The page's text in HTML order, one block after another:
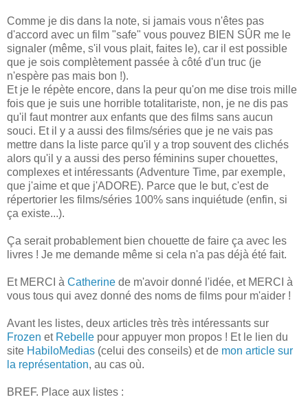
Comme je dis dans la note, si jamais vous n'êtes pas
d'accord avec un film "safe" vous pouvez BIEN SÛR me le
signaler (même, s'il vous plait, faites le), car il est possible
que je sois complètement passée à côté d'un truc (je
n'espère pas mais bon !).
Et je le répète encore, dans la peur qu'on me dise trois mille
fois que je suis une horrible totalitariste, non, je ne dis pas
qu'il faut montrer aux enfants que des films sans aucun
souci. Et il y a aussi des films/séries que je ne vais pas
mettre dans la liste parce qu'il y a trop souvent des clichés
alors qu'il y a aussi des perso féminins super chouettes,
complexes et intéressants (Adventure Time, par exemple,
que j'aime et que j'ADORE). Parce que le but, c'est de
répertorier les films/séries 100% sans inquiétude (enfin, si
ça existe...).
Ça serait probablement bien chouette de faire ça avec les
livres ! Je me demande même si cela n'a pas déjà été fait.
Et MERCI à Catherine de m'avoir donné l'idée, et MERCI à
vous tous qui avez donné des noms de films pour m'aider !
Avant les listes, deux articles très très intéressants sur
Frozen et Rebelle pour appuyer mon propos ! Et le lien du
site HabiloMedias (celui des conseils) et de mon article sur
la représentation, au cas où.
BREF. Place aux listes :